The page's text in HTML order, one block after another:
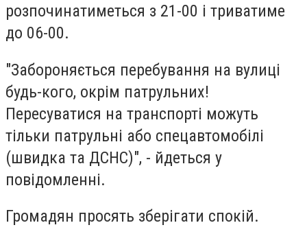
розпочинатиметься з 21-00 і триватиме
до 06-00.
"Забороняється перебування на вулиці
будь-кого, окрім патрульних!
Пересуватися на транспорті можуть
тільки патрульні або спецавтомобілі
(швидка та ДСНС)", - йдеться у
повідомленні.
Громадян просять зберігати спокій.